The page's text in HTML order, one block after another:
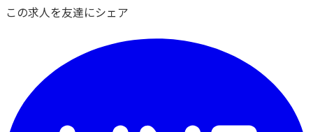
この求人を友達にシェア